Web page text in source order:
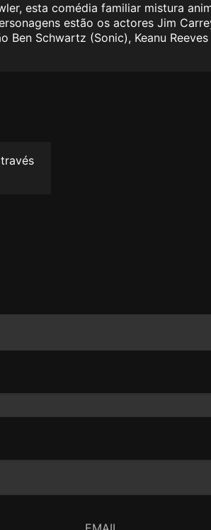
esta comédia familiar mistura
estão os actores Jim
Schwartz (Sonic), Keanu